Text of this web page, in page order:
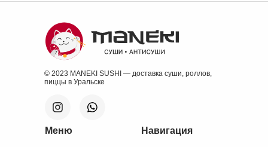
Навигация
Меню
© 2023 MANEKI SUSHI — доставка суши, роллов,
пиццы в Уральске